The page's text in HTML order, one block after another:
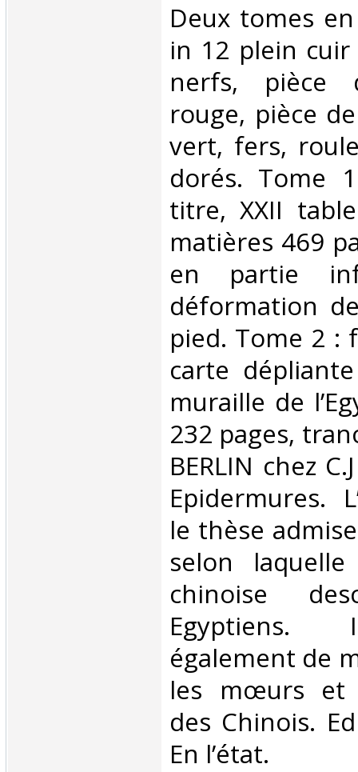
‎Deux tomes
in 12 plein
nerfs,
rouge, pièce
vert, fers,
dorés. Tome
titre, XXII
matières 469
en partie
déformation
pied. Tome 2 :
carte
muraille de
232 pages,
BERLIN chez
Epidermures.
le thèse
selon
chinoise
Egyptiens.
également de
les mœurs et
des Chinois.
En l’état. ‎